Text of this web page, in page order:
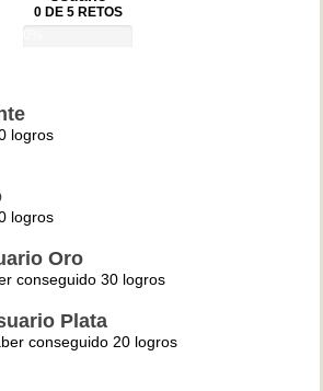
0 DE 5 RETOS
logros
logros
Oro
conseguido 30 logros
Plata
conseguido 20 logros